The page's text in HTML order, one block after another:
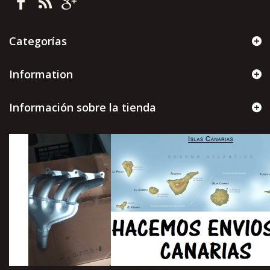
Categorías
Information
Información sobre la tienda